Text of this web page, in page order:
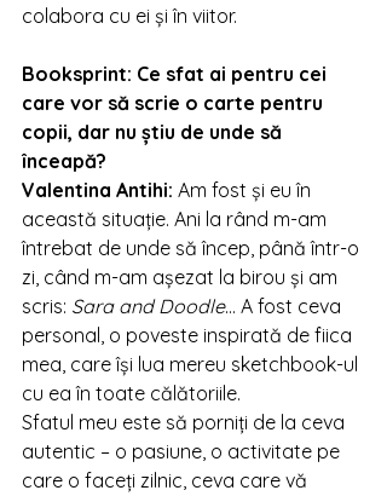
colabora cu ei și în viitor.
Booksprint: Ce sfat ai pentru cei
care vor să scrie o carte pentru
copii, dar nu știu de unde să
înceapă?
Valentina Antihi: Am fost și eu în
această situație. Ani la rând m-am
întrebat de unde să încep, până într-o
zi, când m-am așezat la birou și am
scris: Sara and Doodle… A fost ceva
personal, o poveste inspirată de fiica
mea, care își lua mereu sketchbook-ul
cu ea în toate călătoriile.
Sfatul meu este să porniți de la ceva
autentic – o pasiune, o activitate pe
care o faceți zilnic, ceva care vă